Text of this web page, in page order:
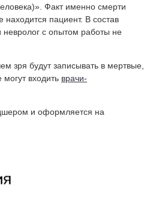
Факт именно смерти
находится пациент. В состав
невролог с опытом работы не
зря будут записывать в мертвые,
входить врачи-
и оформляется на